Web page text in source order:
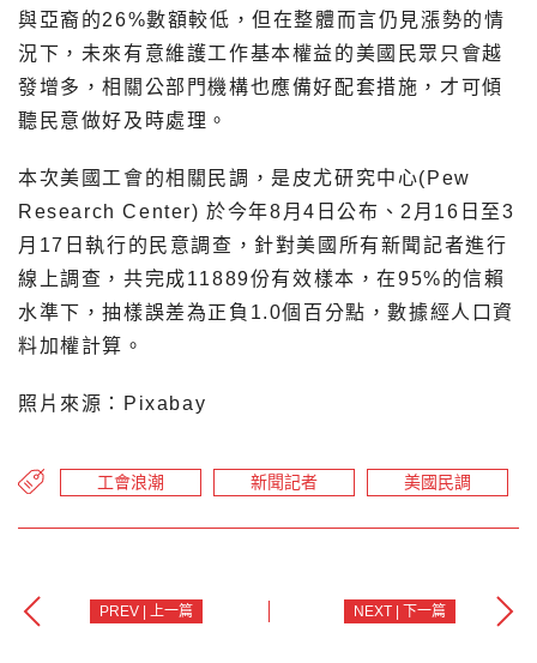
與亞裔的26%數額較低，但在整體而言仍見漲勢的情
況下，未來有意維護工作基本權益的美國民眾只會越
發增多，相關公部門機構也應備好配套措施，才可傾
聽民意做好及時處理。
本次美國工會的相關民調，是皮尤研究中心(Pew
Research Center) 於今年8月4日公布、2月16日至3
月17日執行的民意調查，針對美國所有新聞記者進行
線上調查，共完成11889份有效樣本，在95%的信賴
水準下，抽樣誤差為正負1.0個百分點，數據經人口資
料加權計算。
照片來源：Pixabay
工會浪潮 新聞記者 美國民調
PREV | 上一篇 NEXT | 下一篇